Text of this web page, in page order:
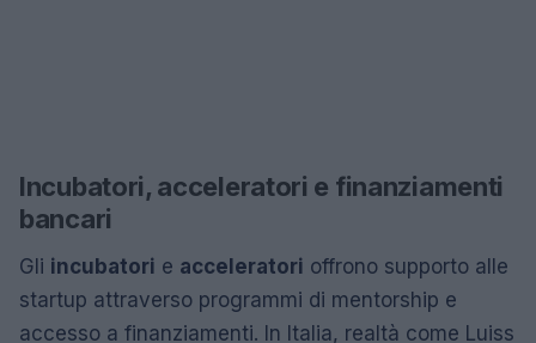
Incubatori, acceleratori e finanziamenti
bancari
Gli incubatori e acceleratori offrono supporto alle
startup attraverso programmi di mentorship e
accesso a finanziamenti. In Italia, realtà come Luiss